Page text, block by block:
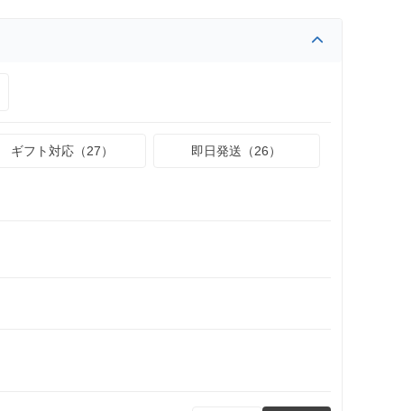
ギフト対応（27） 即日発送（26）